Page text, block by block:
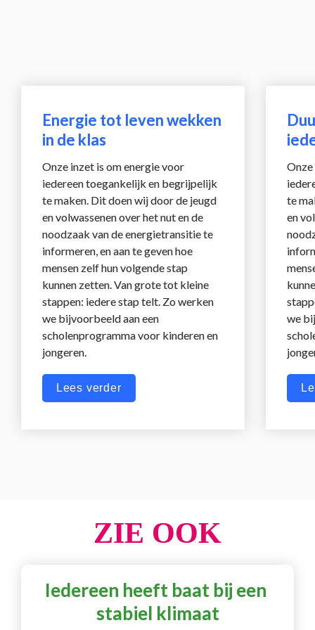
Energie tot leven wekken
in de klas
Onze inzet is om energie voor
iedereen toegankelijk en begrijpelijk
te maken. Dit doen wij door de jeugd
en volwassenen over het nut en de
noodzaak van de energietransitie te
informeren, en aan te geven hoe
mensen zelf hun volgende stap
kunnen zetten. Van grote tot kleine
stappen: iedere stap telt. Zo werken
we bijvoorbeeld aan een
scholenprogramma voor kinderen en
jongeren.
Lees verder
te
en
we
ZIE OOK
Iedereen heeft baat bij een
stabiel klimaat